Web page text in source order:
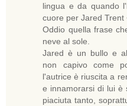
lingua e da quando
cuore per Jared Trent
Oddio quella frase
neve al sole.
Jared è un bullo e
non capivo come
l'autrice è riuscita a
e innamorarsi di lui è
piaciuta tanto,